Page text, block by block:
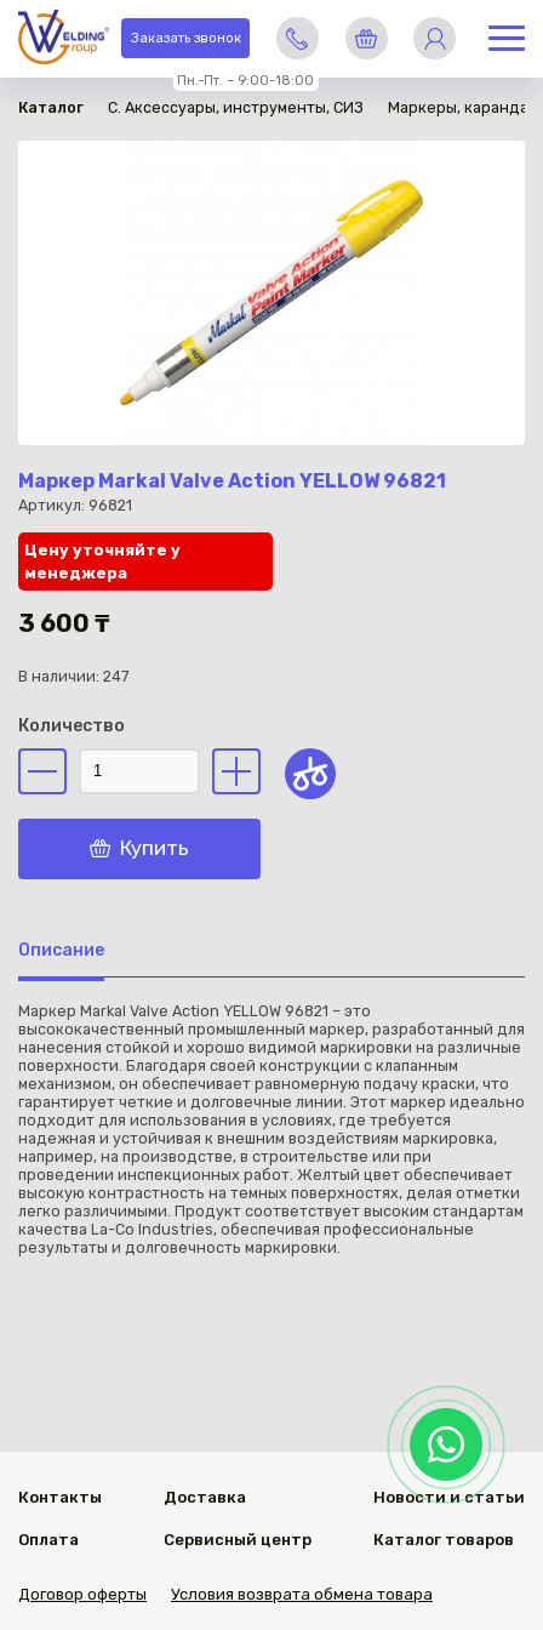
Заказать звонок
Пн.-Пт. – 9:00-18:00
Каталог C. Аксессуары, инструменты, СИЗ Маркеры,
Маркер Markal Valve Action YELLOW 96821
Артикул: 96821
в наличии
Цену уточняйте у
менеджера
3 600 ₸
В наличии: 247
Количество
Купить
Описание
Маркер Markal Valve Action YELLOW 96821 – это
высококачественный промышленный маркер, разработанный для
нанесения стойкой и хорошо видимой маркировки на различные
поверхности. Благодаря своей конструкции с клапанным
механизмом, он обеспечивает равномерную подачу краски, что
гарантирует четкие и долговечные линии. Этот маркер идеально
подходит для использования в условиях, где требуется
надежная и устойчивая к внешним воздействиям маркировка,
например, на производстве, в строительстве или при
проведении инспекционных работ. Желтый цвет обеспечивает
высокую контрастность на темных поверхностях, делая отметки
легко различимыми. Продукт соответствует высоким стандартам
качества La-Co Industries, обеспечивая профессиональные
результаты и долговечность маркировки.
Контакты
Оплата
Доставка
Сервисный центр
Новости и статьи
Каталог товаров
Договор оферты Условия возврата обмена товара